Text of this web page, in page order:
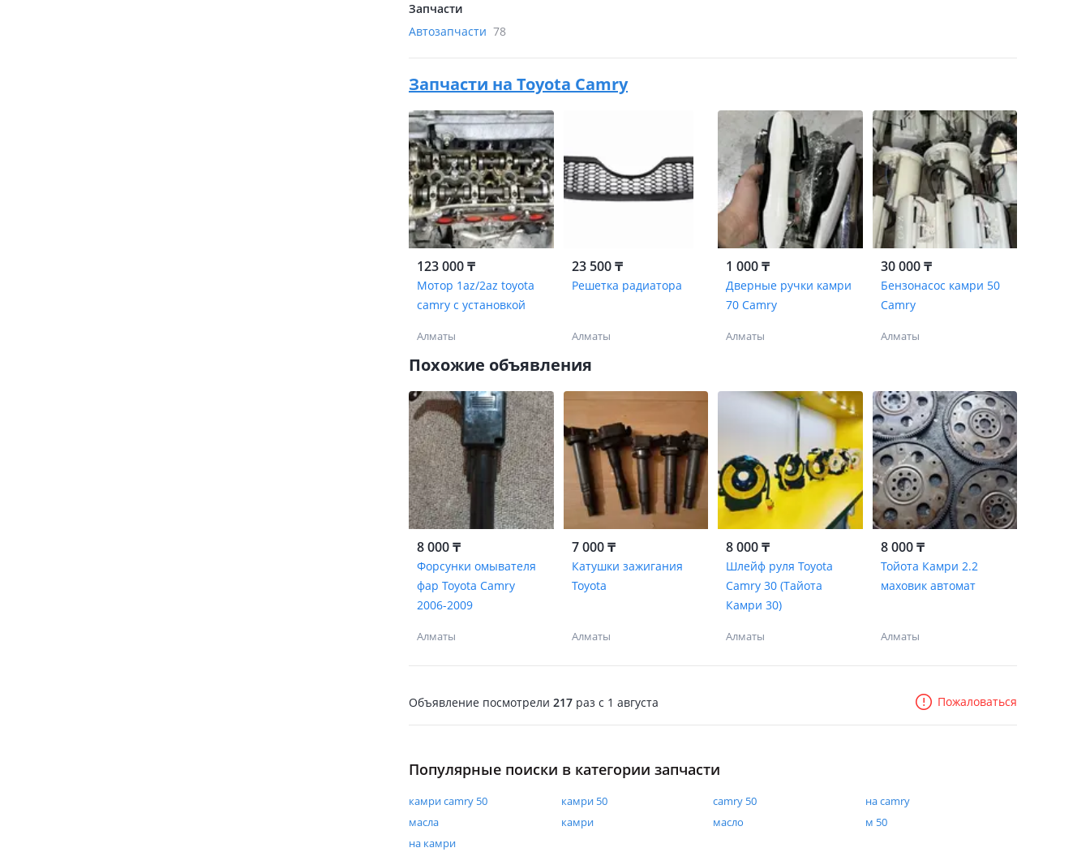
Запчасти
Автозапчасти 78
Запчасти на Toyota Camry
123 000 ₸
Мотор 1az/2az toyota
camry с установкой
Алматы
23 500 ₸
Решетка радиатора
Алматы
1 000 ₸
Дверные ручки камри
70 Camry
Алматы
30 000 ₸
Бензонасос камри 50
Camry
Алматы
Похожие объявления
8 000 ₸
Форсунки омывателя
фар Toyota Camry
2006-2009
Алматы
7 000 ₸
Катушки зажигания
Toyota
Алматы
8 000 ₸
Шлейф руля Toyota
Camry 30 (Тайота
Камри 30)
Алматы
8 000 ₸
Тойота Камри 2.2
маховик автомат
Алматы
Объявление посмотрели 217 раз c 1 августа Пожаловаться
Популярные поиски в категории запчасти
камри camry 50 камри 50 camry 50
на camry
масла
камри масло
м 50
на камри